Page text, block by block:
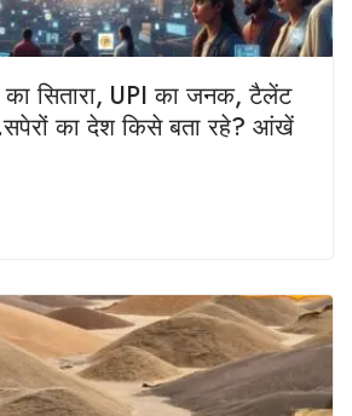
का सितारा, UPI का जनक, टैलेंट
का देश किसे बता रहे? आंखें